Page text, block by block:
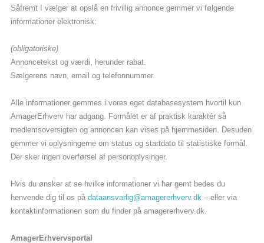
Såfremt I vælger at opslå en frivillig annonce gemmer vi følgende
informationer elektronisk:
(obligatoriske)
Annoncetekst og værdi, herunder rabat.
Sælgerens navn, email og telefonnummer.
Alle informationer gemmes i vores eget databasesystem hvortil kun
AmagerErhverv har adgang. Formålet er af praktisk karaktér så
medlemsoversigten og annoncen kan vises på hjemmesiden. Desuden
gemmer vi oplysningerne om status og startdato til statistiske formål.
Der sker ingen overførsel af personoplysinger.
Hvis du ønsker at se hvilke informationer vi har gemt bedes du
henvende dig til os på
– eller via
kontaktinformationen som du finder på amagererhverv.dk.
AmagerErhvervsportal